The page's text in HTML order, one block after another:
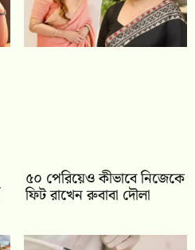
৫০ পেরিয়েও কীভাবে নিজেকে
ফিট রাখেন রুবাবা দৌলা